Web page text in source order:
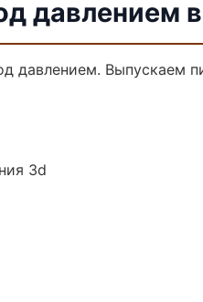
давлением
давлением. Выпускаем
3d